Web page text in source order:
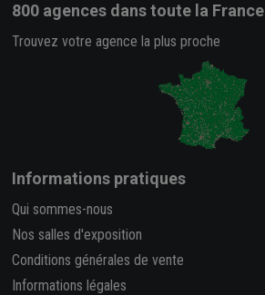
800 agences dans toute la France
Trouvez votre agence la plus proche
Informations pratiques
Qui sommes-nous
Nos salles d'exposition
Conditions générales de vente
Informations légales